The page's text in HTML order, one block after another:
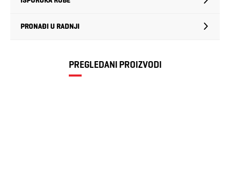
PRONAĐI U RADNJI
PREGLEDANI PROIZVODI